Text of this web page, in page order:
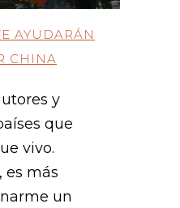
AYUDARÁN
CHINA
y
que
vivo.
es más
un